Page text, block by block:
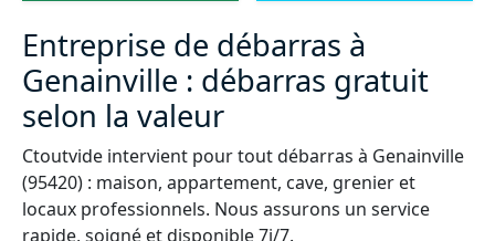
Entreprise de débarras à
Genainville : débarras gratuit
selon la valeur
Ctoutvide intervient pour tout débarras à Genainville
(95420) : maison, appartement, cave, grenier et
locaux professionnels. Nous assurons un service
rapide, soigné et disponible 7j/7.